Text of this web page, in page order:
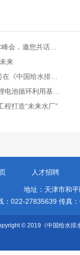
来
程打造“未来水厂”
| 人才招聘 |
地址：天津市和
：022-27835639 传真
© 2019《中国给水排